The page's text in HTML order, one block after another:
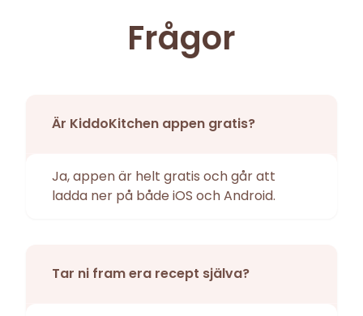
Frågor
Är KiddoKitchen appen gratis?
Ja, appen är helt gratis och går att
ladda ner på både iOS och Android.
Tar ni fram era recept själva?